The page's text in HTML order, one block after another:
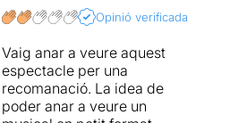
costaner on arriba.La
història transita per
diferents tipus de
relacions, molts cops
definides per la violència no
verbal de l'un cap a l'altre.
Opinió verificada
Vaig anar a veure aquest
espectacle per una
recomanació. La idea de
poder anar a veure un